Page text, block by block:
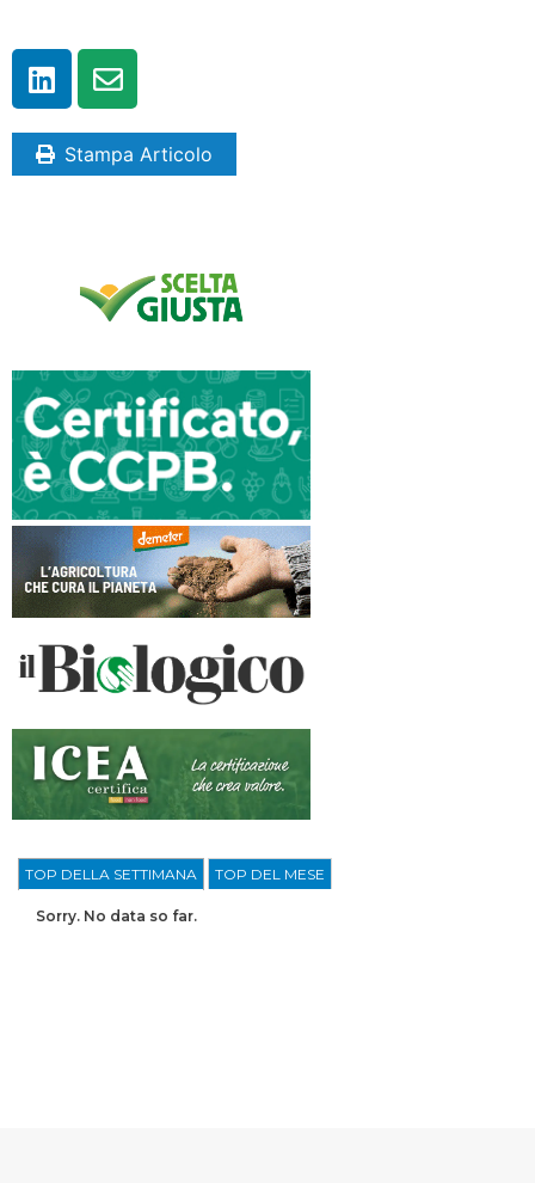
Stampa Articolo
TOP DELLA SETTIMANA TOP DEL MESE
Sorry. No data so far.